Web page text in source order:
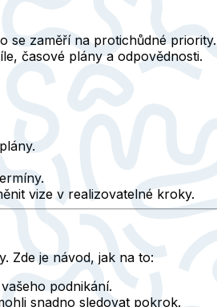
zaměří na protichůdné
časové plány a odpovědnosti.
vize v realizovatelné kroky.
Zde je návod, jak na to:
podnikání.
snadno sledovat pokrok.